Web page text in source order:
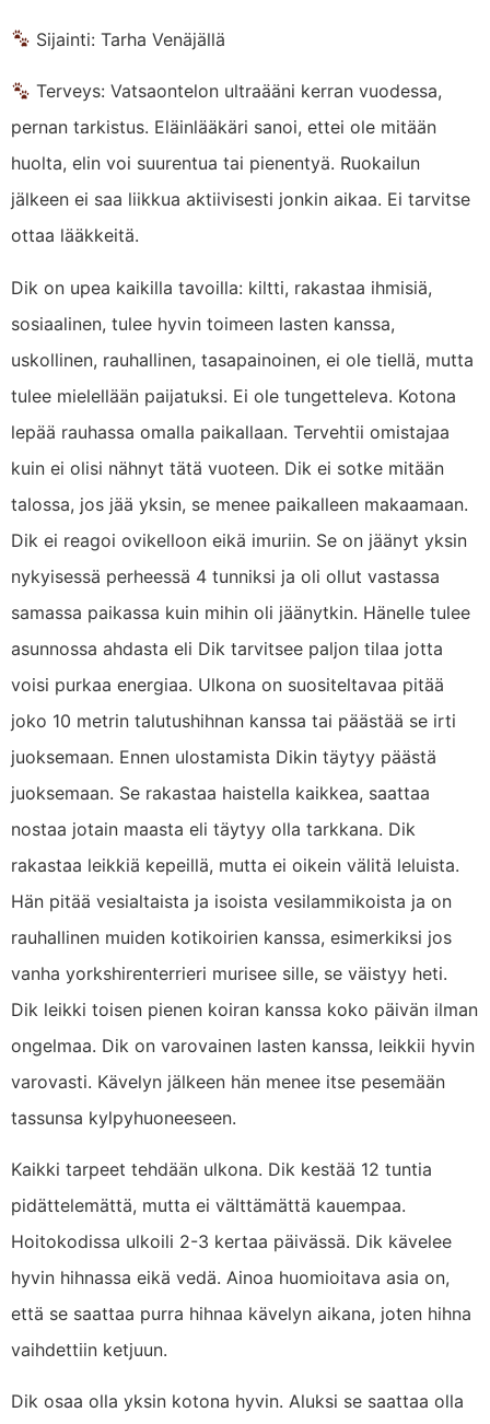
Sijainti: Tarha Venäjällä
Terveys: Vatsaontelon ultraääni kerran vuodessa,
pernan tarkistus. Eläinlääkäri sanoi, ettei ole mitään
huolta, elin voi suurentua tai pienentyä. Ruokailun
jälkeen ei saa liikkua aktiivisesti jonkin aikaa. Ei tarvitse
ottaa lääkkeitä.
Dik on upea kaikilla tavoilla: kiltti, rakastaa ihmisiä,
sosiaalinen, tulee hyvin toimeen lasten kanssa,
uskollinen, rauhallinen, tasapainoinen, ei ole tiellä, mutta
tulee mielellään paijatuksi. Ei ole tungetteleva. Kotona
lepää rauhassa omalla paikallaan. Tervehtii omistajaa
kuin ei olisi nähnyt tätä vuoteen. Dik ei sotke mitään
talossa, jos jää yksin, se menee paikalleen makaamaan.
Dik ei reagoi ovikelloon eikä imuriin. Se on jäänyt yksin
nykyisessä perheessä 4 tunniksi ja oli ollut vastassa
samassa paikassa kuin mihin oli jäänytkin. Hänelle tulee
asunnossa ahdasta eli Dik tarvitsee paljon tilaa jotta
voisi purkaa energiaa. Ulkona on suositeltavaa pitää
joko 10 metrin talutushihnan kanssa tai päästää se irti
juoksemaan. Ennen ulostamista Dikin täytyy päästä
juoksemaan. Se rakastaa haistella kaikkea, saattaa
nostaa jotain maasta eli täytyy olla tarkkana. Dik
rakastaa leikkiä kepeillä, mutta ei oikein välitä leluista.
Hän pitää vesialtaista ja isoista vesilammikoista ja on
rauhallinen muiden kotikoirien kanssa, esimerkiksi jos
vanha yorkshirenterrieri murisee sille, se väistyy heti.
Dik leikki toisen pienen koiran kanssa koko päivän ilman
ongelmaa. Dik on varovainen lasten kanssa, leikkii hyvin
varovasti. Kävelyn jälkeen hän menee itse pesemään
tassunsa kylpyhuoneeseen.
Kaikki tarpeet tehdään ulkona. Dik kestää 12 tuntia
pidättelemättä, mutta ei välttämättä kauempaa.
Hoitokodissa ulkoili 2-3 kertaa päivässä. Dik kävelee
hyvin hihnassa eikä vedä. Ainoa huomioitava asia on,
että se saattaa purra hihnaa kävelyn aikana, joten hihna
vaihdettiin ketjuun.
Dik osaa olla yksin kotona hyvin. Aluksi se saattaa olla